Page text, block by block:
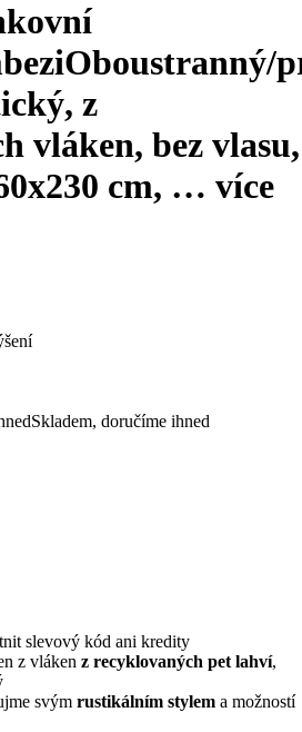
Oboustranný/
z
vláken, bez vlasu,
cm, … více
Skladem, doručíme ihned
slevový kód ani kredity
z vláken z recyklovaných pet lahví,
svým rustikálním stylem a možností